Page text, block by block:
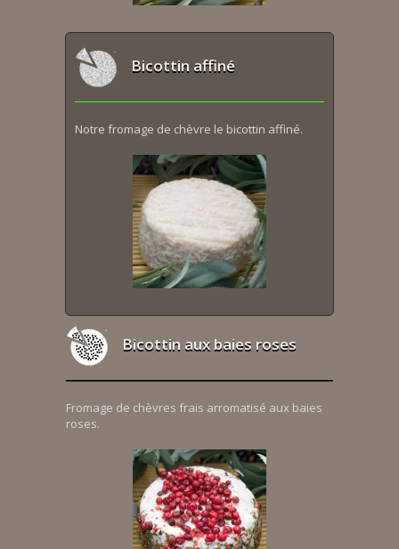
Bicottin affiné
Notre fromage de chèvre le bicottin affiné.
Bicottin aux baies roses
Fromage de chèvres frais arromatisé aux baies
roses.